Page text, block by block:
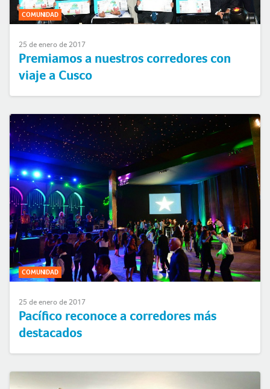
COMUNIDAD
25 de enero de 2017
Premiamos a nuestros corredores con
viaje a Cusco
COMUNIDAD
25 de enero de 2017
Pacífico reconoce a corredores más
destacados